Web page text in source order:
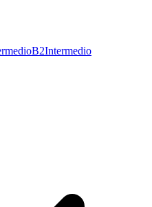
B2Intermedio